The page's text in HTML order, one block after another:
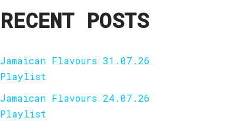
RECENT POSTS
Jamaican Flavours 31.07.26
Playlist
Jamaican Flavours 24.07.26
Playlist